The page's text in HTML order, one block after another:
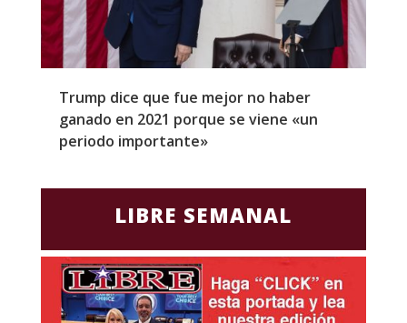
Trump dice que fue mejor no haber
ganado en 2021 porque se viene «un
periodo importante»
LIBRE SEMANAL